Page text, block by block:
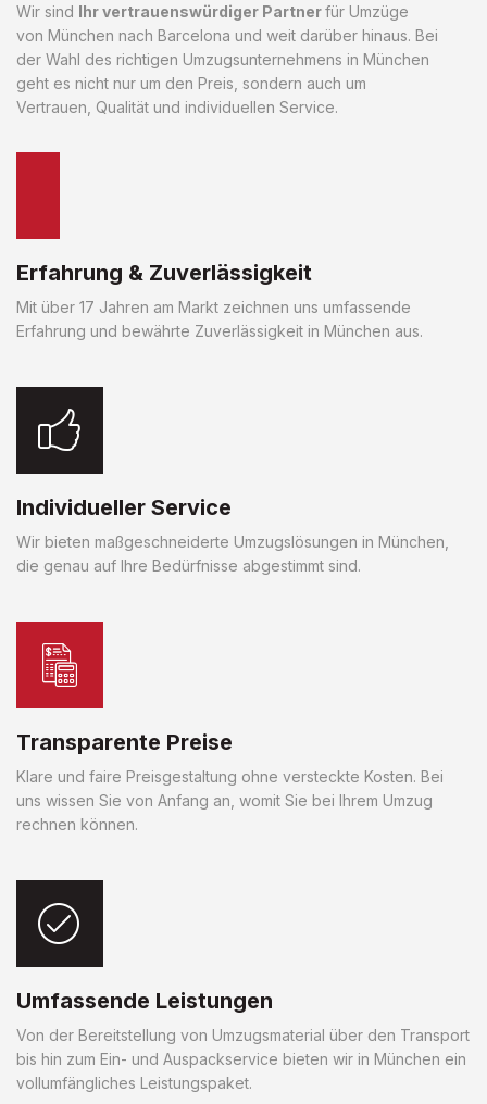
Wir sind Ihr vertrauenswürdiger Partnerfür Umzüge
von München nach Barcelona und weit darüber hinaus. Bei
der Wahl des richtigen Umzugsunternehmens in München
geht es nicht nur um den Preis, sondern auch um
Vertrauen, Qualität und individuellen Service.
Erfahrung & Zuverlässigkeit
Mit über 17 Jahren am Markt zeichnen uns umfassende
Erfahrung und bewährte Zuverlässigkeit in München aus.
Individueller Service
Wir bieten maßgeschneiderte Umzugslösungen in München,
die genau auf Ihre Bedürfnisse abgestimmt sind.
Transparente Preise
Klare und faire Preisgestaltung ohne versteckte Kosten. Bei
uns wissen Sie von Anfang an, womit Sie bei Ihrem Umzug
rechnen können.
Umfassende Leistungen
Von der Bereitstellung von Umzugsmaterial über den Transport
bis hin zum Ein- und Auspackservice bieten wir in München ein
vollumfängliches Leistungspaket.